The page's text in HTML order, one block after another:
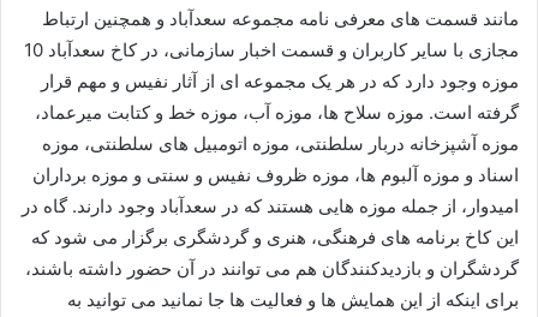
مانند قسمت های معرفی نامه مجموعه سعدآباد و همچنین ارتباط
مجازی با سایر کاربران و قسمت اخبار سازمانی، در کاخ سعدآباد 10
موزه وجود دارد که در هر یک مجموعه ای از آثار نفیس و مهم قرار
گرفته است. موزه سلاح ها، موزه آب، موزه خط و کتابت میرعماد،
موزه آشپزخانه دربار سلطنتی، موزه اتومبیل های سلطنتی، موزه
اسناد و موزه آلبوم ها، موزه ظروف نفیس و سنتی و موزه برداران
امیدوار، از جمله موزه هایی هستند که در سعدآباد وجود دارند. گاه در
این کاخ برنامه های فرهنگی، هنری و گردشگری برگزار می شود که
گردشگران و بازدیدکنندگان هم می توانند در آن حضور داشته باشند،
برای اینکه از این همایش ها و فعالیت ها جا نمانید می توانید به